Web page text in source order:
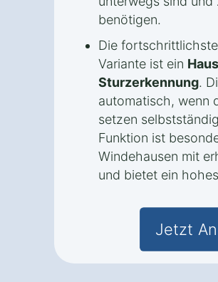
benötigen.
Die
Variante ist ein
Sturzerkennung.
automatisch, wenn
setzen
Funktion ist
Windehausen mit
und bietet ein
Jetzt